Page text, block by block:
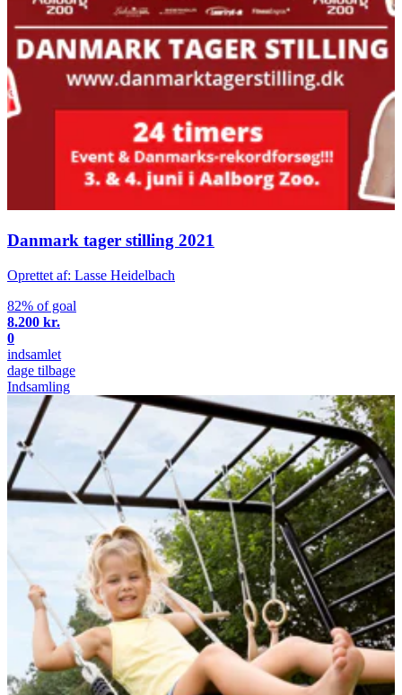
Danmark tager stilling 2021
Oprettet af: Lasse Heidelbach
82% of goal
8.200 kr.
0
indsamlet
dage tilbage
Indsamling